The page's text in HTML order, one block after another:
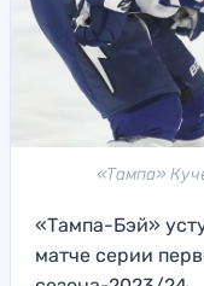
«Тампа»
«Тампа-Бэй»
матче серии